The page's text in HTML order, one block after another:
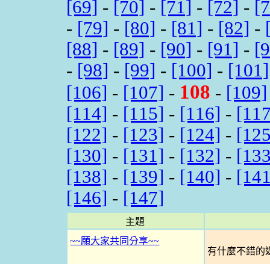
[69] - [70] - [71] - [72] -
- [79] - [80] - [81] - [82] -
[88] - [89] - [90] - [91] -
- [98] - [99] - [100] - [101]
[106] - [107] - 108 - [109]
[114] - [115] - [116] -
[122] - [123] - [124] -
[130] - [131] - [132] -
[138] - [139] - [140] -
[146] - [147]
主題
~~願大家共同分享~~
有什麼不錯的